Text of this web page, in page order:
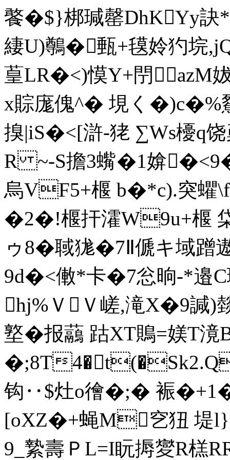
饏�$}梆瑊罄DhKYy訣
緀U)鷷�甀+氁姈犳
葟LR�<)慔Y+閅azM
x賩庬傀^� 垷く�)c�%
搝|iS�<[滸-狫 ∑Ws櫌q饶
R ~-S擔3蟕�1媕
烏VF5+椻 b�*c).突蠷
�2�!椻扞瀖W9u+椻
ゥ8�聝狵�7Ⅱ傂キ域
9d�<僌*卡�7忩晌-*邉C
hj%ＶＶ嵯,滝X�9
墪�报虉 跍XT鵙=媄T
�;8T4�t(�Sk2.Q
钩‥$灶o徻�;� 裖
[oXZ�+蝇M穵狃 堤l}{
9_縶壽ＰL=I盶搙夑R